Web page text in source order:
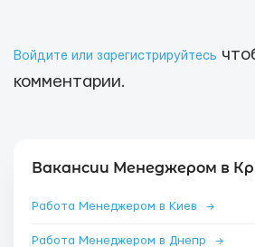
Войдите или зарегистрируйтесь
комментарии.
Вакансии Менеджером в
Работа Менеджером в Киев →
Работа Менеджером в Днепр →